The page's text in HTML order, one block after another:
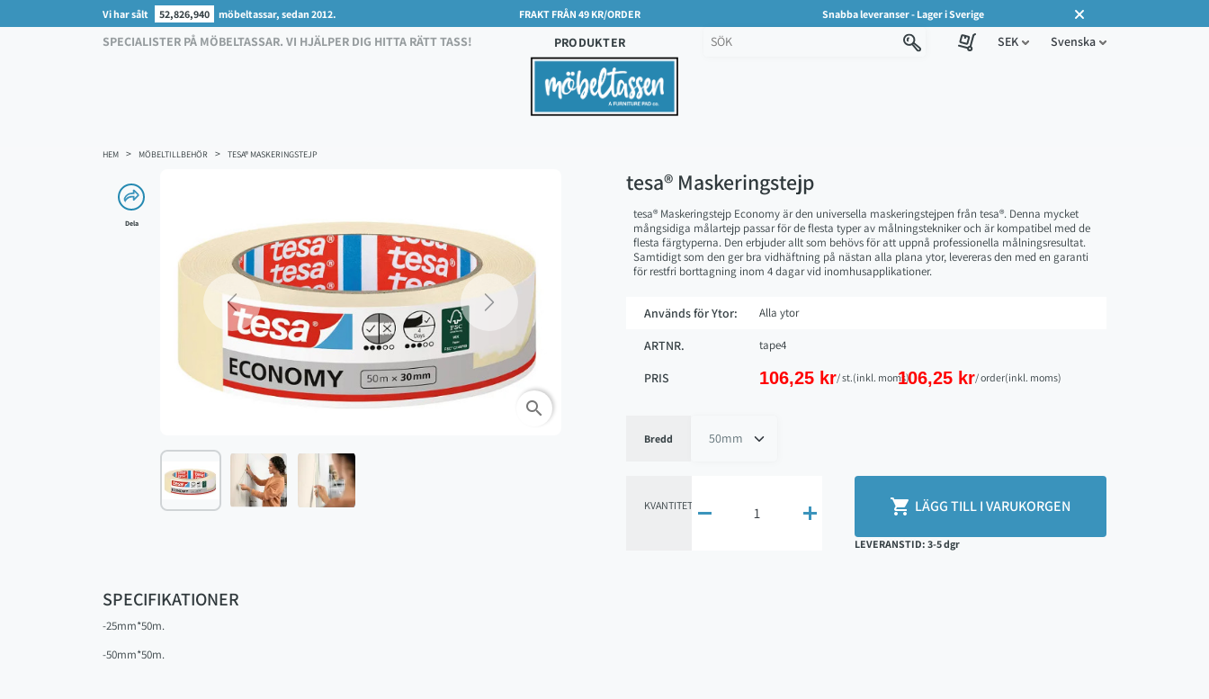
Vi har sålt 52,826,940 möbeltassar, sedan 2012. FRAKT FRÅN 49 KR/ORDER Snabba leveranser - Lager i Sverige
SPECIALISTER PÅ MÖBELTASSAR. VI HJÄLPER DIG HITTA RÄTT TASS! PRODUKTER SEK Svenska
HEM MÖBELTILLBEHÖR TESA® MASKERINGSTEJP
Dela
Previous Next
search
tesa® Maskeringstejp
tesa® Maskeringstejp Economy är den universella maskeringstejpen från tesa®. Denna mycket
mångsidiga målartejp passar för de flesta typer av målningstekniker och är kompatibel med de
flesta färgtyperna. Den erbjuder allt som behövs för att uppnå professionella målningsresultat.
Samtidigt som den ger bra vidhäftning på nästan alla plana ytor, levereras den med en garanti
för restfri borttagning inom 4 dagar vid inomhusapplikationer.
Används för Ytor: Alla ytor
ARTNR. tape4
PRIS 106,25 kr/ st.(inkl. moms)106,25 kr/ order(inkl. moms)
Bredd
KVANTITET    LÄGG TILL I VARUKORGEN
LEVERANSTID: 3-5 dgr
SPECIFIKATIONER
-25mm*50m.
-50mm*50m.